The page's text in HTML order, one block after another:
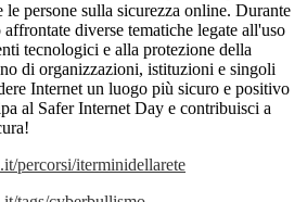
le persone sulla sicurezza online. Durante
diverse tematiche legate all'uso
tecnologici e alla protezione della
di organizzazioni, istituzioni e singoli
Internet un luogo più sicuro e positivo
al Safer Internet Day e contribuisci a
percorsi/iterminidellarete